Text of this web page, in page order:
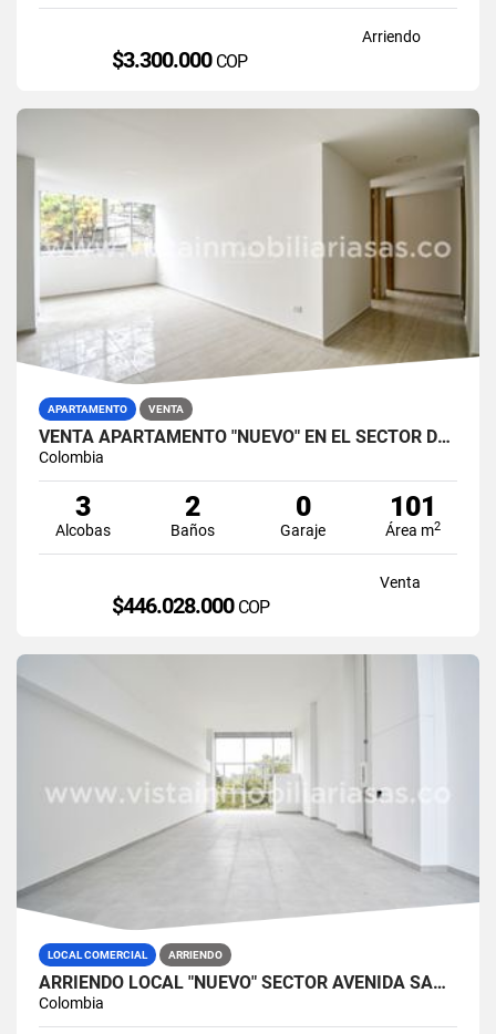
Arriendo
$3.300.000 COP
APARTAMENTO VENTA
VENTA APARTAMENTO "NUEVO" EN EL SECTOR DE VILLAMARÍA, CALDAS
Colombia
3
Alcobas
2
Baños
0
Garaje
101
Área m2
Venta
$446.028.000 COP
LOCAL COMERCIAL ARRIENDO
ARRIENDO LOCAL "NUEVO" SECTOR AVENIDA SANTANDER, MANIZALES
Colombia